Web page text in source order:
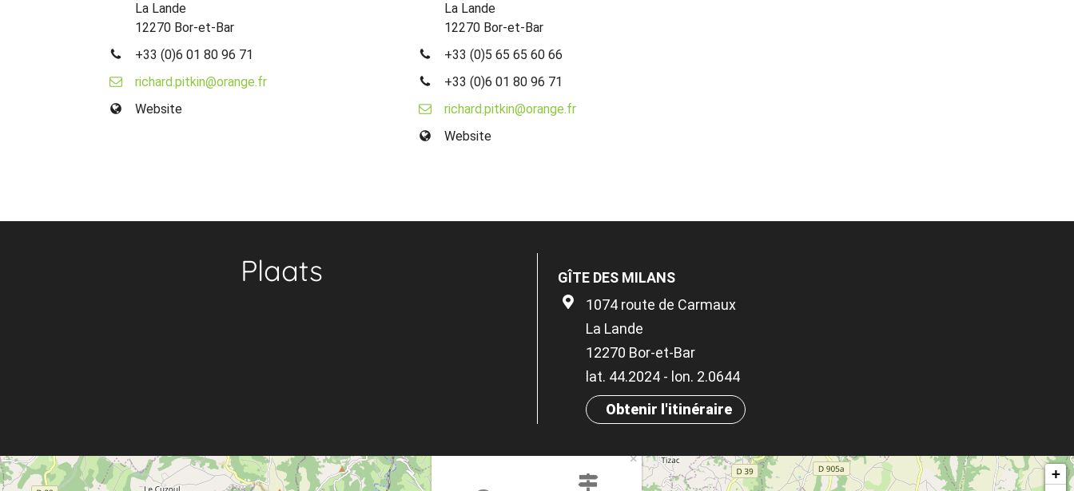
La Lande
12270 Bor-et-Bar
+33 (0)6 01 80 96 71
richard.pitkin@orange.fr
Website
La Lande
12270 Bor-et-Bar
+33 (0)5 65 65 60 66
+33 (0)6 01 80 96 71
richard.pitkin@orange.fr
Website
Plaats
GÎTE DES MILANS
1074 route de Carmaux
La Lande
12270 Bor-et-Bar
lat. 44.2024 - lon. 2.0644
Obtenir l'itinéraire
×
+